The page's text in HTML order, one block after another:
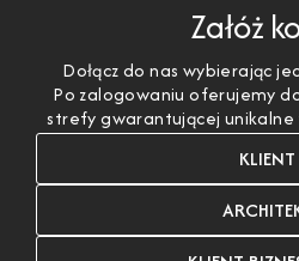
Załóż
Dołącz do nas wybierając
Po zalogowaniu oferujemy
strefy gwarantującej unikalne
KLIENT